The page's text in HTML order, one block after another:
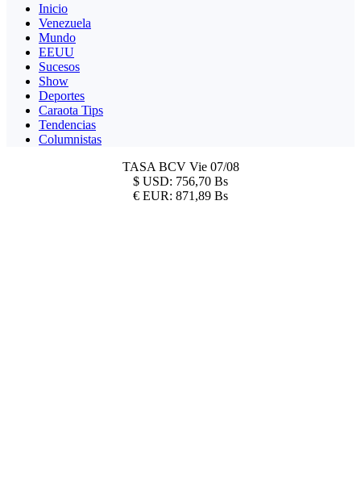
Inicio
Venezuela
Mundo
EEUU
Sucesos
Show
Deportes
Caraota Tips
Tendencias
Columnistas
TASA BCV Vie 07/08
$ USD: 756,70 Bs
€ EUR: 871,89 Bs